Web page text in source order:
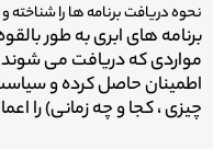
نحوه دریافت برنامه ها را شناخته و
برنامه های ابری به طور
مواردی که دریافت می شوند
اطمینان حاصل کرده و
چیزی ، کجا و چه زمانی) را